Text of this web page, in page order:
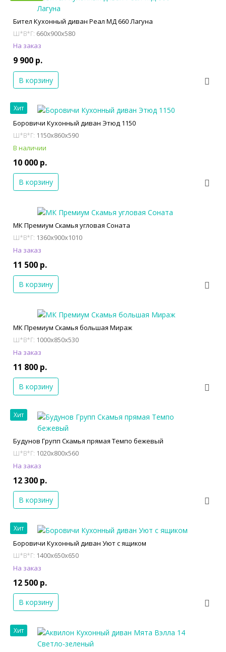
Бител Кухонный диван Реал МД 660 Лагуна
Ш*В*Г: 660x900x580
На заказ
9 900 р.
В корзину
Хит
Боровичи Кухонный диван Этюд 1150
Ш*В*Г: 1150x860x590
В наличии
10 000 р.
В корзину
МК Премиум Скамья угловая Соната
Ш*В*Г: 1360x900x1010
На заказ
11 500 р.
В корзину
МК Премиум Скамья большая Мираж
Ш*В*Г: 1000x850x530
На заказ
11 800 р.
В корзину
Хит
Будунов Групп Скамья прямая Темпо бежевый
Ш*В*Г: 1020x800x560
На заказ
12 300 р.
В корзину
Хит
Боровичи Кухонный диван Уют с ящиком
Ш*В*Г: 1400x650x650
На заказ
12 500 р.
В корзину
Хит